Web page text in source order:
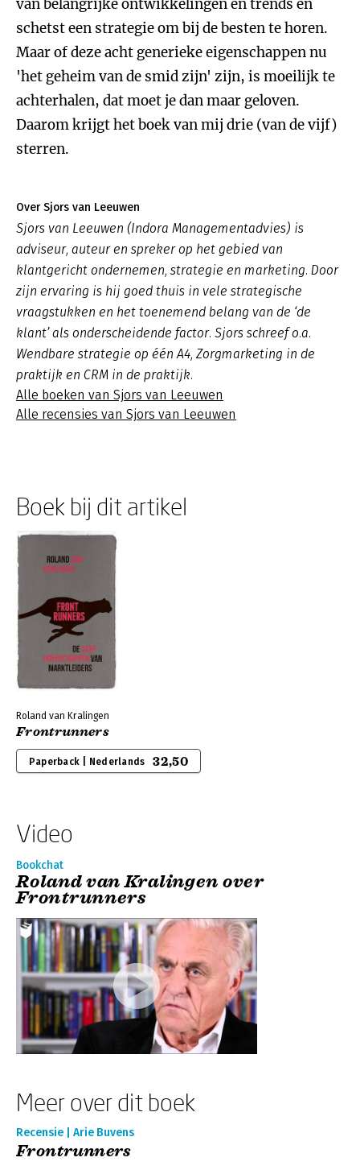
van belangrijke ontwikkelingen en trends en
schetst een strategie om bij de besten te horen.
Maar of deze acht generieke eigenschappen nu
'het geheim van de smid zijn' zijn, is moeilijk te
achterhalen, dat moet je dan maar geloven.
Daarom krijgt het boek van mij drie (van de vijf)
sterren.
Over Sjors van Leeuwen
Sjors van Leeuwen (Indora Managementadvies) is
adviseur, auteur en spreker op het gebied van
klantgericht ondernemen, strategie en marketing. Door
zijn ervaring is hij goed thuis in vele strategische
vraagstukken en het toenemend belang van de ‘de
klant’ als onderscheidende factor. Sjors schreef o.a.
Wendbare strategie op één A4, Zorgmarketing in de
praktijk en CRM in de praktijk.
Alle boeken van Sjors van Leeuwen
Alle recensies van Sjors van Leeuwen
Boek bij dit artikel
Roland van Kralingen
Frontrunners
Paperback | Nederlands 32,50
Video
Bookchat
Roland van Kralingen over
Frontrunners
Meer over dit boek
Recensie | Arie Buvens
Frontrunners